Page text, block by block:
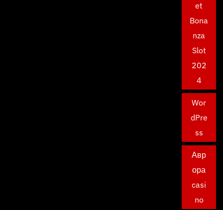
et
Bona
nza
Slot
202
4
Wor
dPre
ss
Авр
ора
casi
no